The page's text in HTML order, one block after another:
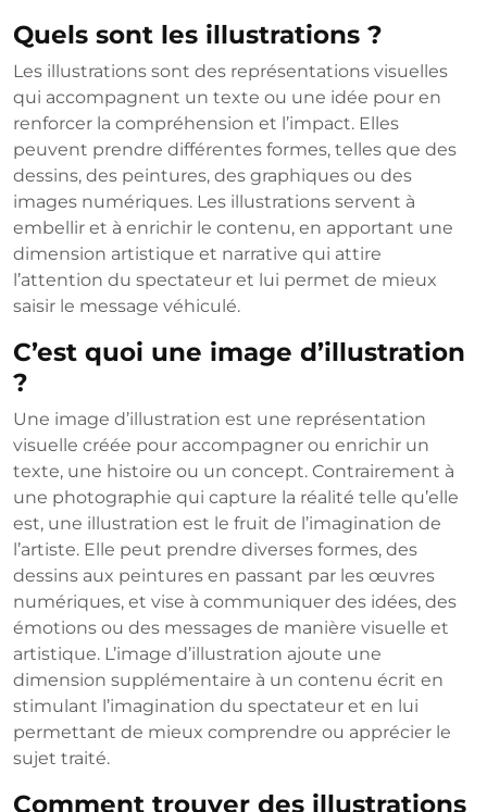
Quels sont les illustrations ?
Les illustrations sont des représentations visuelles
qui accompagnent un texte ou une idée pour en
renforcer la compréhension et l’impact. Elles
peuvent prendre différentes formes, telles que des
dessins, des peintures, des graphiques ou des
images numériques. Les illustrations servent à
embellir et à enrichir le contenu, en apportant une
dimension artistique et narrative qui attire
l’attention du spectateur et lui permet de mieux
saisir le message véhiculé.
C’est quoi une image d’illustration
?
Une image d’illustration est une représentation
visuelle créée pour accompagner ou enrichir un
texte, une histoire ou un concept. Contrairement à
une photographie qui capture la réalité telle qu’elle
est, une illustration est le fruit de l’imagination de
l’artiste. Elle peut prendre diverses formes, des
dessins aux peintures en passant par les œuvres
numériques, et vise à communiquer des idées, des
émotions ou des messages de manière visuelle et
artistique. L’image d’illustration ajoute une
dimension supplémentaire à un contenu écrit en
stimulant l’imagination du spectateur et en lui
permettant de mieux comprendre ou apprécier le
sujet traité.
Comment trouver des illustrations